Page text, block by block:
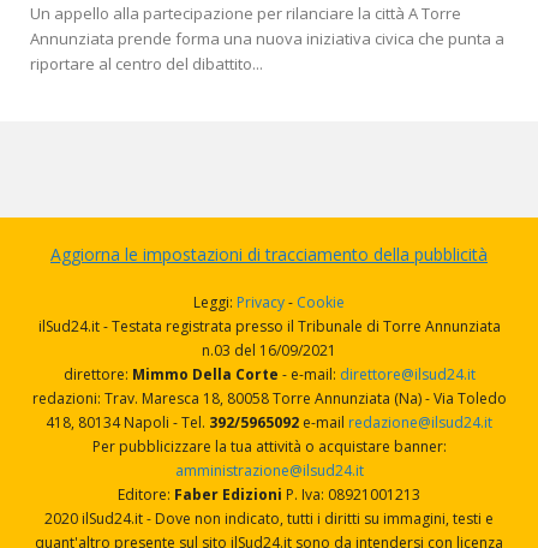
Un appello alla partecipazione per rilanciare la città A Torre
Annunziata prende forma una nuova iniziativa civica che punta a
riportare al centro del dibattito...
Aggiorna le impostazioni di tracciamento della pubblicità
Leggi: Privacy- Cookie
ilSud24.it - Testata registrata presso il Tribunale di Torre Annunziata
n.03 del 16/09/2021
direttore: Mimmo Della Corte - e-mail: direttore@ilsud24.it
redazioni: Trav. Maresca 18, 80058 Torre Annunziata (Na) - Via Toledo
418, 80134 Napoli - Tel. 392/5965092 e-mail redazione@ilsud24.it
Per pubblicizzare la tua attività o acquistare banner:
amministrazione@ilsud24.it
Editore: Faber Edizioni P. Iva: 08921001213
2020 ilSud24.it - Dove non indicato, tutti i diritti su immagini, testi e
quant'altro presente sul sito ilSud24.it sono da intendersi con licenza